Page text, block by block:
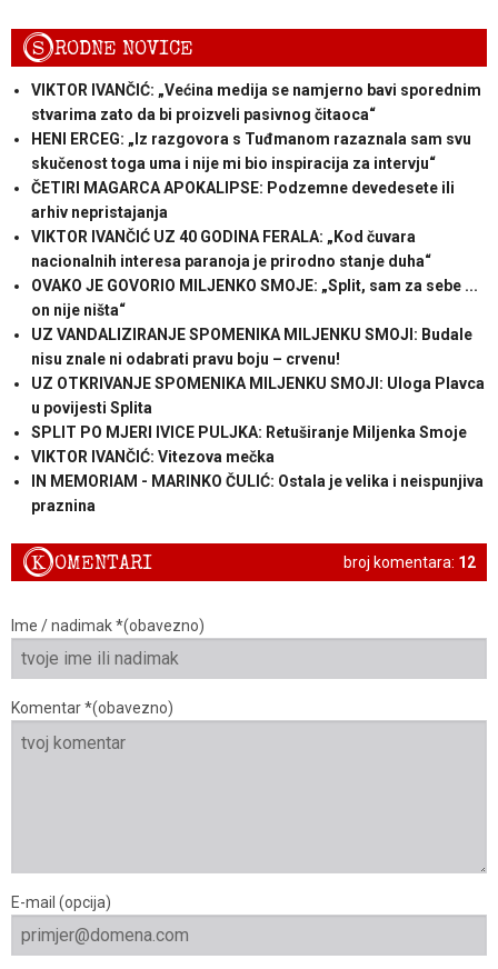
SRODNE NOVICE
VIKTOR IVANČIĆ: „Većina medija se namjerno bavi sporednim
stvarima zato da bi proizveli pasivnog čitaoca“
HENI ERCEG: „Iz razgovora s Tuđmanom razaznala sam svu
skučenost toga uma i nije mi bio inspiracija za intervju“
ČETIRI MAGARCA APOKALIPSE: Podzemne devedesete ili
arhiv nepristajanja
VIKTOR IVANČIĆ UZ 40 GODINA FERALA: „Kod čuvara
nacionalnih interesa paranoja je prirodno stanje duha“
OVAKO JE GOVORIO MILJENKO SMOJE: „Split, sam za sebe ...
on nije ništa“
UZ VANDALIZIRANJE SPOMENIKA MILJENKU SMOJI: Budale
nisu znale ni odabrati pravu boju – crvenu!
UZ OTKRIVANJE SPOMENIKA MILJENKU SMOJI: Uloga Plavca
u povijesti Splita
SPLIT PO MJERI IVICE PULJKA: Retuširanje Miljenka Smoje
VIKTOR IVANČIĆ: Vitezova mečka
IN MEMORIAM - MARINKO ČULIĆ: Ostala je velika i neispunjiva
praznina
broj komentara: 12
KOMENTARI
Ime / nadimak *(obavezno)
Komentar *(obavezno)
E-mail (opcija)